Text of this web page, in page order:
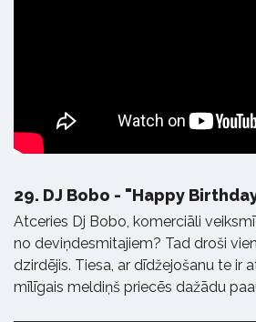
29. DJ Bobo - "Happy
Atceries Dj Bobo, komerciāli
no deviņdesmitajiem? Tad droši
dzirdējis. Tiesa, ar dīdžejošanu te ir
mīlīgais meldiņš priecēs dažādu